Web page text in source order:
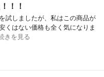
！！
試しましたが、私はこの商品が
くはない価格も全く気になりま
きを見る